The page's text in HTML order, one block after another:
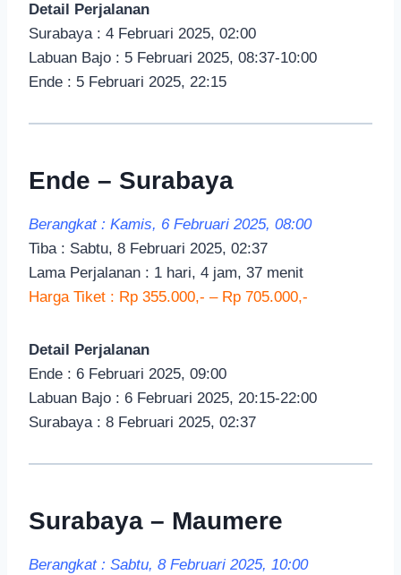
Detail Perjalanan
Surabaya : 4 Februari 2025, 02:00
Labuan Bajo : 5 Februari 2025, 08:37-10:00
Ende : 5 Februari 2025, 22:15
Ende – Surabaya
Berangkat : Kamis, 6 Februari 2025, 08:00
Tiba : Sabtu, 8 Februari 2025, 02:37
Lama Perjalanan : 1 hari, 4 jam, 37 menit
Harga Tiket : Rp 355.000,- – Rp 705.000,-
Detail Perjalanan
Ende : 6 Februari 2025, 09:00
Labuan Bajo : 6 Februari 2025, 20:15-22:00
Surabaya : 8 Februari 2025, 02:37
Surabaya – Maumere
Berangkat : Sabtu, 8 Februari 2025, 10:00